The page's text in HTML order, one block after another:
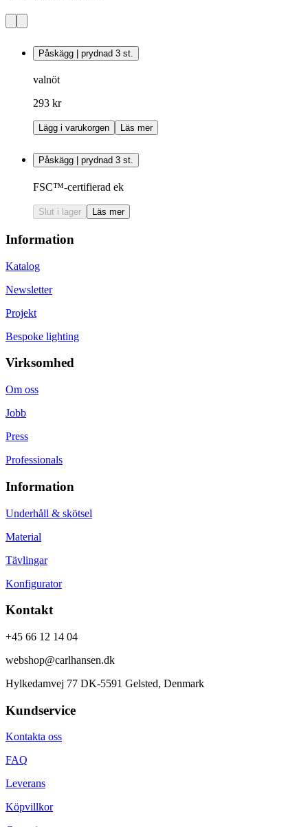
Påskägg | prydnad 3 st.
valnöt
293 kr
Lägg i varukorgen Läs mer
Påskägg | prydnad 3 st.
FSC™-certifierad ek
Slut i lager Läs mer
Information
Katalog
Newsletter
Projekt
Bespoke lighting
Virksomhed
Om oss
Jobb
Press
Professionals
Information
Underhåll & skötsel
Material
Tävlingar
Konfigurator
Kontakt
+45 66 12 14 04
webshop@carlhansen.dk
Hylkedamvej 77 DK-5591 Gelsted, Denmark
Kundservice
Kontakta oss
FAQ
Leverans
Köpvillkor